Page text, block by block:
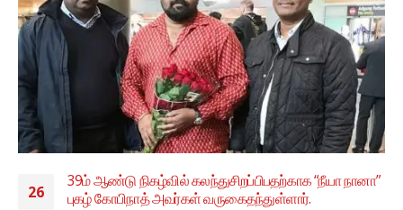
26
39ம் ஆண்டு நிகழ்வில் கலந்துசிறப்பிபதற்காக “நீயா நானா”
புகழ் கோபிநாத் அவர்கள் வருகைதந்துள்ளார்.